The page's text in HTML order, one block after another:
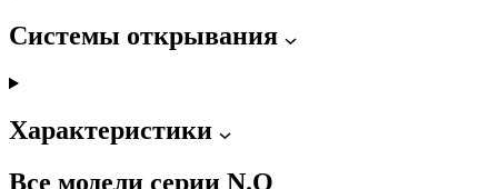
Системы открывания
Характеристики
Все модели серии N.O